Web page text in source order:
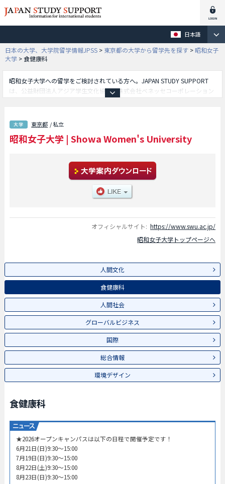
日本語
日本の大学、大学院留学情報JPSS > 東京都の大学から留学先を探す >昭和女子
大学 >食健康科
昭和女子大学への留学をご検討されている方へ。JAPAN STUDY SUPPORT
は、公益財団法人アジア学生文化協会と株式会社ベネッセコーポレーション
や国際学部や総合情報学部や環境デザイン学部等、学部別の詳細情報も掲載
していますので、昭和女子大学に関する留学情報をお探しの方は是非ご利用
下さい。その他、外国人留学生募集をしている約1,300校の大学・大学院・
東京都 / 私立
昭和女子大学 | Showa Women's University
オフィシャルサイト: https://www.swu.ac.jp/
昭和女子大学トップページへ
人間文化
食健康科
人間社会
グローバルビジネス
国際
総合情報
環境デザイン
食健康科
★2026オープンキャンパスは以下の日程で開催予定です！
6月21日(日)9:30～15:00
7月19日(日)9:30～15:00
8月22日(土)9:30～15:00
8月23日(日)9:30～15:00